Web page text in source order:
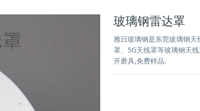
玻璃钢雷达罩
雅日玻璃钢是东莞玻璃钢
罩、5G天线罩等玻璃钢天
开磨具,免费样品.